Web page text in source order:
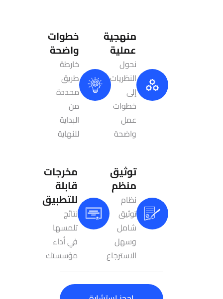
منهجية
عملية
نحول
النظريات
إلى
خطوات
عمل
واضحة
خطوات
واضحة
خارطة
طريق
محددة
من
البداية
للنهاية
توثيق
منظم
نظام
توثيق
شامل
وسهل
الاسترجاع
مخرجات
قابلة
للتطبيق
نتائج
تلمسها
في أداء
مؤسستك